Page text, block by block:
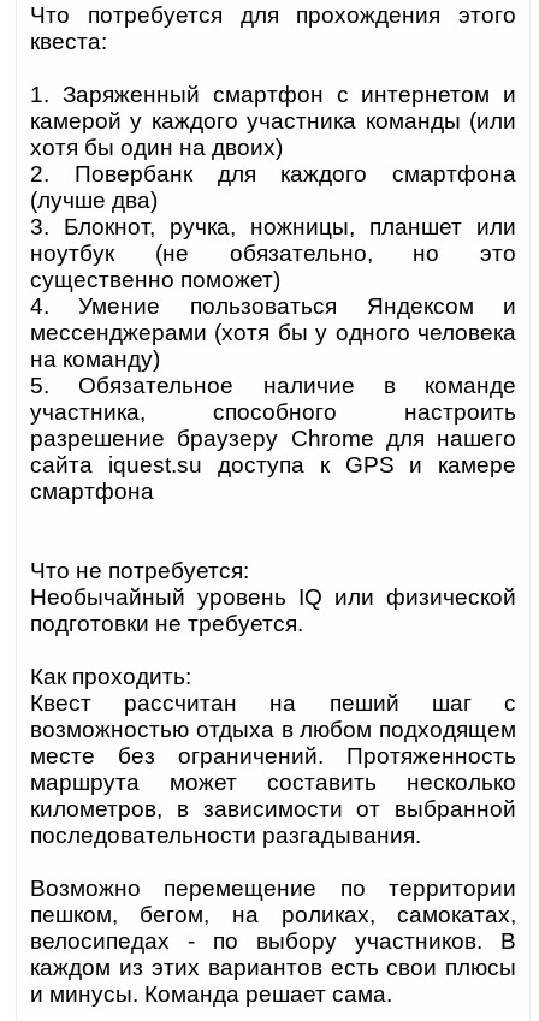
Что потребуется для прохождения этого
квеста:
1. Заряженный смартфон с интернетом и
камерой у каждого участника команды (или
хотя бы один на двоих)
2. Повербанк для каждого смартфона
(лучше два)
3. Блокнот, ручка, ножницы, планшет или
ноутбук (не обязательно, но это
существенно поможет)
4. Умение пользоваться Яндексом и
мессенджерами (хотя бы у одного человека
на команду)
5. Обязательное наличие в команде
участника, способного настроить
разрешение браузеру Chrome для нашего
сайта iquest.su доступа к GPS и камере
смартфона
Что не потребуется:
Необычайный уровень IQ или физической
подготовки не требуется.
Как проходить:
Квест рассчитан на пеший шаг с
возможностью отдыха в любом подходящем
месте без ограничений. Протяженность
маршрута может составить несколько
километров, в зависимости от выбранной
последовательности разгадывания.
Возможно перемещение по территории
пешком, бегом, на роликах, самокатах,
велосипедах - по выбору участников. В
каждом из этих вариантов есть свои плюсы
и минусы. Команда решает сама.